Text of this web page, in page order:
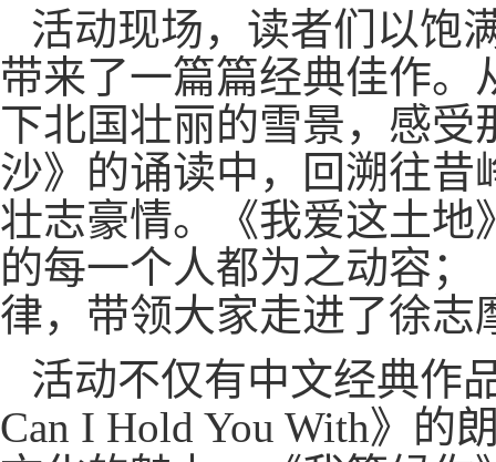
活动现场，读者们以饱
带来了一篇篇经典佳作
下北国壮丽的雪景，感
沙》的诵读中，回溯往昔
壮志豪情。《我爱这土地
的每一个人都为之动容
律，带领大家走进了徐志
活动不仅有中文经典作
Can I Hold You With》的